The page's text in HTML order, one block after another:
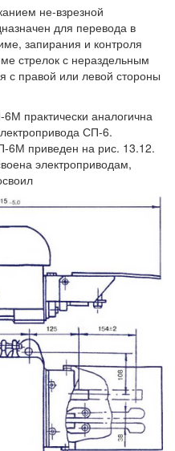
не-взрезной
для перевода в
запирания и контроля
стрелок с нераздельным
с правой или левой стороны
практически аналогична
СП-6.
6М приведен на рис. 13.12.
электроприводам,